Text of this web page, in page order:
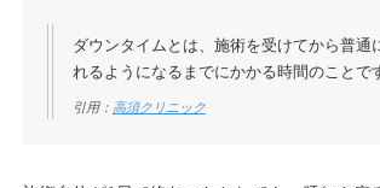
ダウンタイムとは、施術を受けてから普通
れるようになるまでにかかる時間のことで
引用： 高須クリニック